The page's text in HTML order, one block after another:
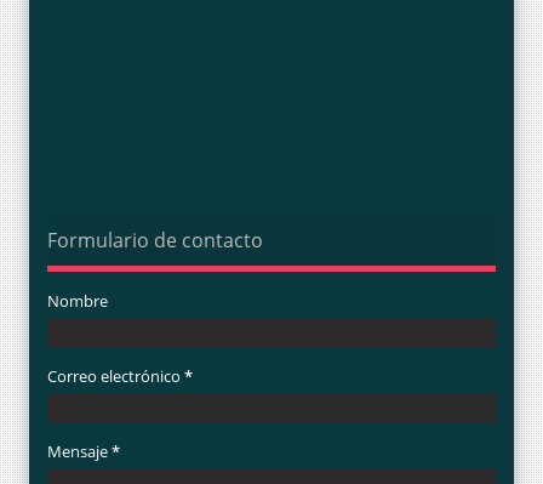
Formulario de contacto
Nombre
Correo electrónico *
Mensaje*